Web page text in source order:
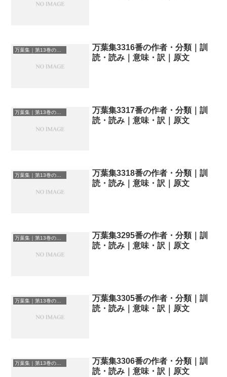
万葉集｜第13巻の和歌一覧
万葉集3316番の作者・分類｜訓
読・読み｜意味・訳｜原文
万葉集｜第13巻の和歌一覧
万葉集3317番の作者・分類｜訓
読・読み｜意味・訳｜原文
万葉集｜第13巻の和歌一覧
万葉集3318番の作者・分類｜訓
読・読み｜意味・訳｜原文
万葉集｜第13巻の和歌一覧
万葉集3295番の作者・分類｜訓
読・読み｜意味・訳｜原文
万葉集｜第13巻の和歌一覧
万葉集3305番の作者・分類｜訓
読・読み｜意味・訳｜原文
万葉集｜第13巻の和歌一覧
万葉集3306番の作者・分類｜訓
読・読み｜意味・訳｜原文